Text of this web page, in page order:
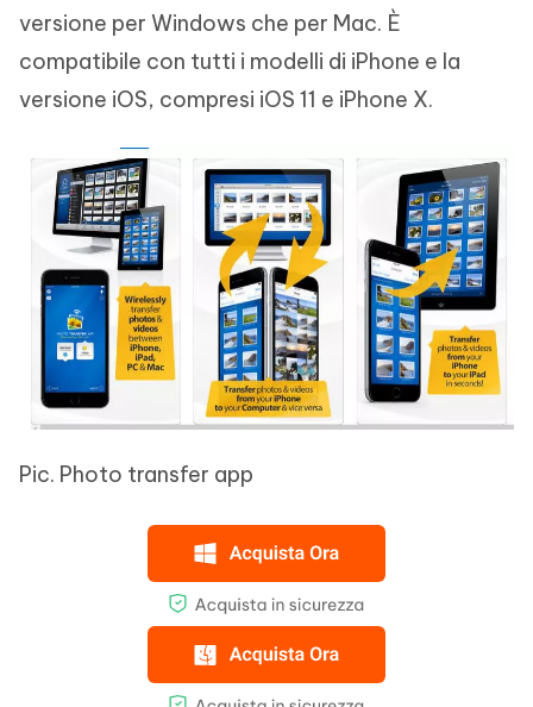
versione per Windows che per Mac. È
compatibile con tutti i modelli di iPhone e la
versione iOS, compresi iOS 11 e iPhone X.
Pic. Photo transfer app